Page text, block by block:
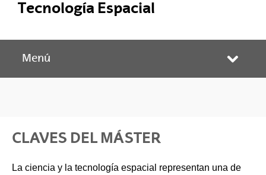
Tecnología Espacial
Menú
CLAVES DEL MÁSTER
La ciencia y la tecnología espacial representan una de